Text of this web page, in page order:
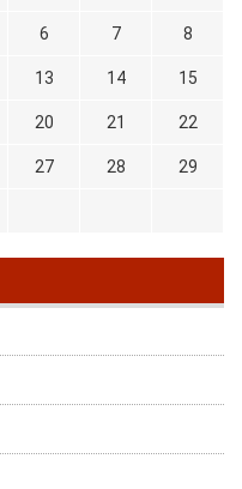
6 7 8
13 14 15
20 21 22
27 28 29